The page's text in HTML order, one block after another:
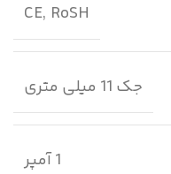
CE, RoSH
جک 11 میلی متری
1 آمپر